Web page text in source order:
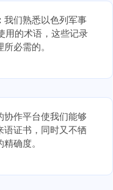
我们熟悉以色列军事
用的术语，这些记录
必需的。
协作平台使我们能够
语证书，同时又不牺
确度。